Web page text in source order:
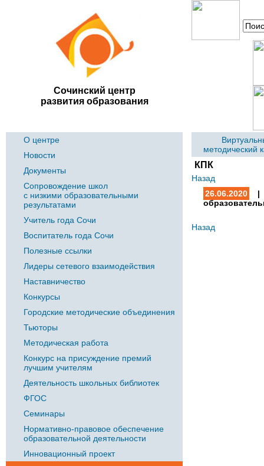
Сочинский центр
развития образования
О центре
Новости
Документы
Сопровождение школ
с низкими образовательными
результатами
Учитель года Сочи
Воспитатель года Сочи
Полезные ссылки
Лидеры сетевого взаимодействия
Наставничество
Конкурсы
Городские методические объединения
Тьюторы
Методическая работа
Конкурс на присуждение премий
лучшим учителям
Деятельность школьных библиотек
ФГОС
Семинары
Нормативно-правовое обеспечение
образовательной деятельности
Инновационный проект
методический
КПК
Назад
26.06.2020
|
Назад